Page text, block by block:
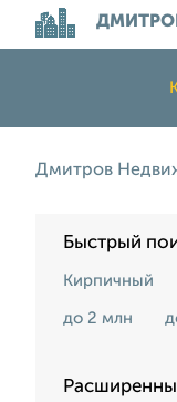
Дмитров
Быстрый
Кирпичный
до 2 млн